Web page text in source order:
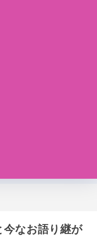
今なお語り継が